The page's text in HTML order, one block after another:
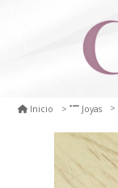
Inicio Joyas